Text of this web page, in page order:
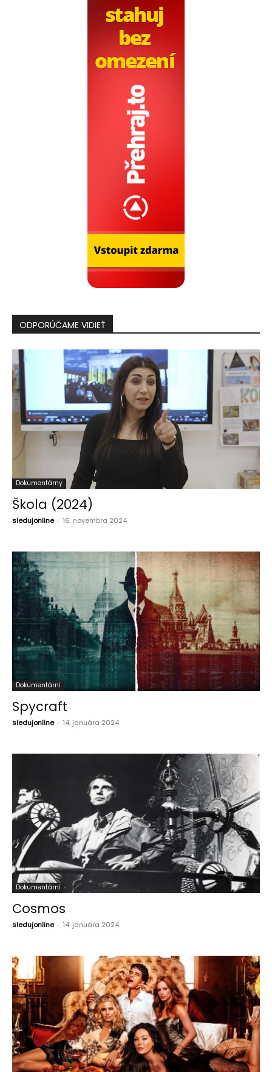
ODPORÚČAME VIDIEŤ
Dokumentárny
Škola (2024)
sledujonline - 16. novembra 2024
Dokumentární
Spycraft
sledujonline - 14. januára 2024
Dokumentární
Cosmos
sledujonline - 14. januára 2024